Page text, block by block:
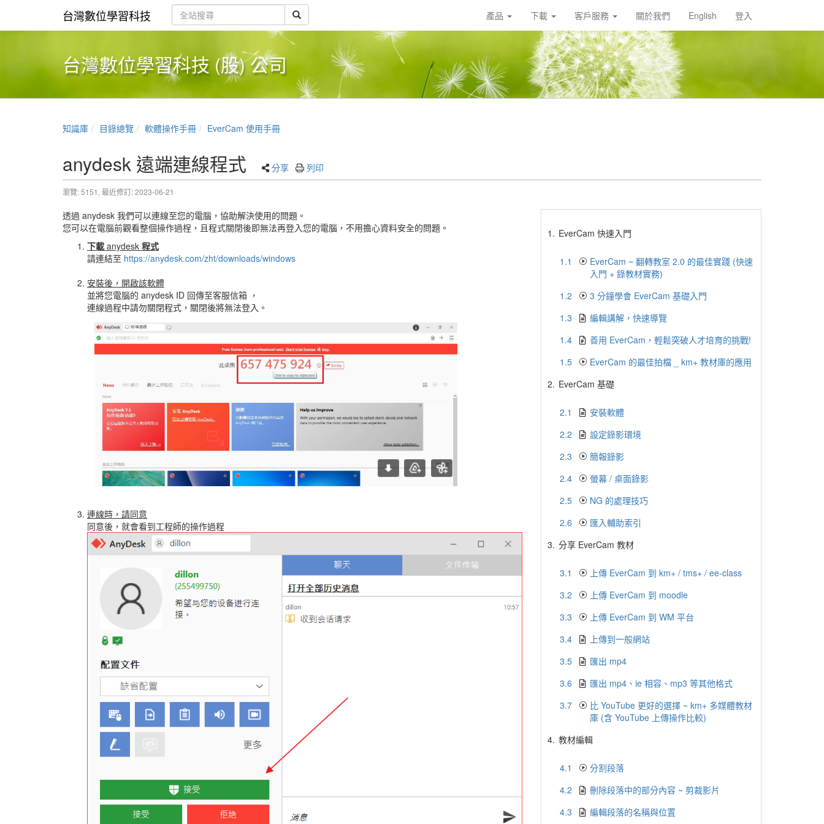
台灣數位學習科技 產品 下載 客戶服務 關於我們 English 登入
台灣數位學習科技 (股) 公司
知識庫 目錄總覽 軟體操作手冊 EverCam 使用手冊
anydesk 遠端連線程式 分享 列印
瀏覽: 5151, 最近修訂: 2023-06-21
透過 anydesk 我們可以連線至您的電腦，協助解決使用的問題。
您可以在電腦前觀看整個操作過桯，且程式關閉後即無法再登入您的電腦，不用擔心資料安全的問題。
下載 anydesk 程式
請連結至 https://anydesk.com/zht/downloads/windows
安裝後，開啟該軟體
並將您電腦的 anydesk ID 回傳至客服信箱 ，
連線過程中請勿關閉程式，關閉後將無法登入。
連線時，請同意
同意後，就會看到工程師的操作過程
1. EverCam 快速入門
1.1
EverCam ~ 翻轉教室 2.0 的最佳實踐 (快速
入門 + 錄教材實務)
1.2
3 分鐘學會 EverCam 基礎入門
1.3
編輯講解，快速導覽
1.4
善用 EverCam，輕鬆突破人才培育的挑戰!
1.5
EverCam 的最佳拍檔 _ km+ 教材庫的應用
2. EverCam 基礎
2.1
安裝軟體
2.2
設定錄影環境
2.3
簡報錄影
2.4
螢幕 / 桌面錄影
2.5
NG 的處理技巧
2.6
匯入輔助索引
3. 分享 EverCam 教材
3.1
上傳 EverCam 到 km+ / tms+ / ee-class
3.2
上傳 EverCam 到 moodle
3.3
上傳 EverCam 到 WM 平台
3.4
上傳到一般網站
3.5
匯出 mp4
3.6
匯出 mp4、ie 相容、mp3 等其他格式
3.7
比 YouTube 更好的選擇 ~ km+ 多媒體教材
庫 (含 YouTube 上傳操作比較)
4. 教材編輯
4.1
分割段落
4.2
刪除段落中的部分內容 ~ 剪裁影片
4.3
編輯段落的名稱與位置